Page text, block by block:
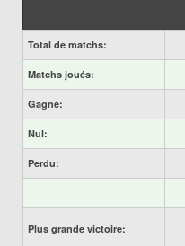
Total de matchs:
Matchs joués:
Gagné:
Nul:
Perdu:
Plus grande victoire: